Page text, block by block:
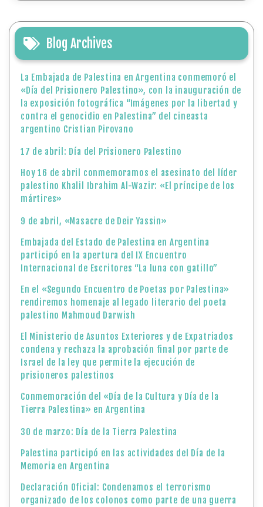
Blog Archives
La Embajada de Palestina en Argentina conmemoró el
«Día del Prisionero Palestino», con la inauguración de
la exposición fotográfica “Imágenes por la libertad y
contra el genocidio en Palestina” del cineasta
argentino Cristian Pirovano
17 de abril: Día del Prisionero Palestino
Hoy 16 de abril conmemoramos el asesinato del líder
palestino Khalil Ibrahim Al-Wazir: «El príncipe de los
mártires»
9 de abril, «Masacre de Deir Yassin»
Embajada del Estado de Palestina en Argentina
participó en la apertura del IX Encuentro
Internacional de Escritores “La luna con gatillo”
En el «Segundo Encuentro de Poetas por Palestina»
rendiremos homenaje al legado literario del poeta
palestino Mahmoud Darwish
El Ministerio de Asuntos Exteriores y de Expatriados
condena y rechaza la aprobación final por parte de
Israel de la ley que permite la ejecución de
prisioneros palestinos
Conmemoración del «Día de la Cultura y Día de la
Tierra Palestina» en Argentina
30 de marzo: Día de la Tierra Palestina
Palestina participó en las actividades del Día de la
Memoria en Argentina
Declaración Oficial: Condenamos el terrorismo
organizado de los colonos como parte de una guerra